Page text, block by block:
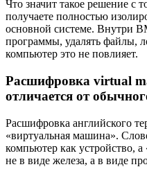
Что значит такое решение с
получаете полностью
основной системе. Внутри
программы, удалять файлы,
компьютер это не повлияет.
Расшифровка virtual
отличается от
Расшифровка английского
«виртуальная машина».
компьютер как устройство,
не в виде железа, а в виде